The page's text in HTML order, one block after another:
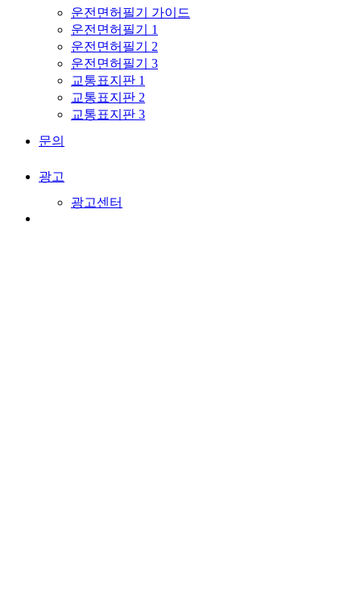
운전면허필기 가이드
운전면허필기 1
운전면허필기 2
운전면허필기 3
교통표지판 1
교통표지판 2
교통표지판 3
문의
광고
광고센터